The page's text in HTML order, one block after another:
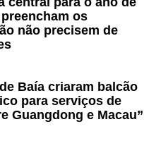
os
não precisem de
Baía criaram balcão
para serviços de
Guangdong e Macau”